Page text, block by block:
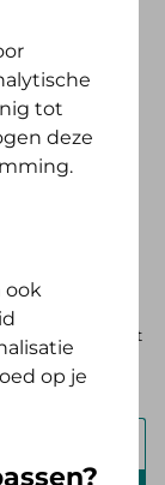
AV
geeft.
Opstap of AV
Zelf Bewust
je persoonlijke
tot
deze
ook
op je